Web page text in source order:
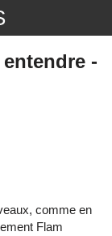
-
comme en
Flam